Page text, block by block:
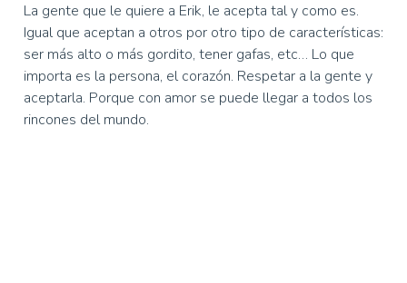
La gente que le quiere a Erik, le acepta tal y como es.
Igual que aceptan a otros por otro tipo de características:
ser más alto o más gordito, tener gafas, etc… Lo que
importa es la persona, el corazón. Respetar a la gente y
aceptarla. Porque con amor se puede llegar a todos los
rincones del mundo.